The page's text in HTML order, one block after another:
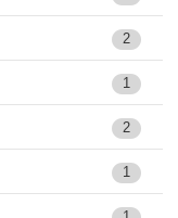
2
1
2
1